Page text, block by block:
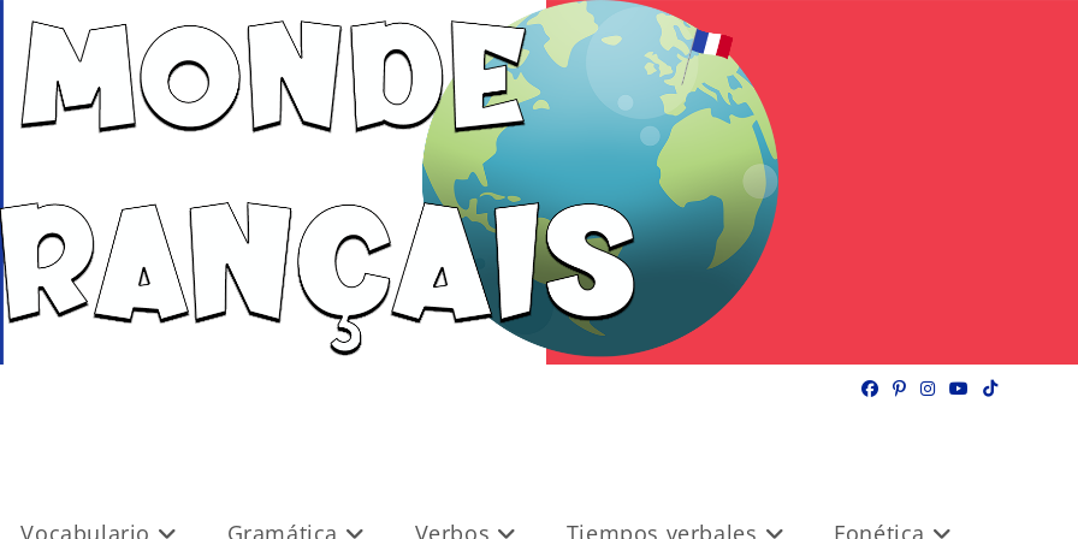
Vocabulario Gramática Verbos Tiempos verbales Fonética